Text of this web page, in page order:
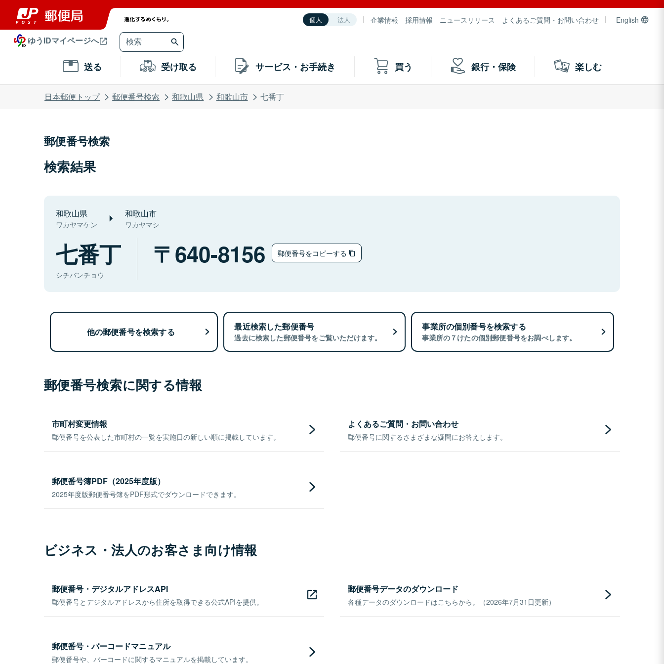
個人 法人 企業情報 採用情報 ニュースリリース よくあるご質問・お問い合わせ English
ゆうIDマイページへ
送る 受け取る サービス・お手続き 買う 銀行・保険 楽しむ
日本郵便トップ 郵便番号検索 和歌山県 和歌山市 七番丁
郵便番号検索
検索結果
和歌山県
ワカヤマケン
和歌山市
ワカヤマシ
七番丁
シチバンチョウ
640-8156 郵便番号をコピーする
他の郵便番号を検索する 最近検索した郵便番号
過去に検索した郵便番号をご覧いただけます。
事業所の個別番号を検索する
事業所の７けたの個別郵便番号をお調べします。
郵便番号検索に関する情報
市町村変更情報
郵便番号を公表した市町村の一覧を実施日の新しい順に掲載しています。
よくあるご質問・お問い合わせ
郵便番号に関するさまざまな疑問にお答えします。
郵便番号簿PDF（2025年度版）
2025年度版郵便番号簿をPDF形式でダウンロードできます。
ビジネス・法人のお客さま向け情報
郵便番号・デジタルアドレスAPI
郵便番号とデジタルアドレスから住所を取得できる公式APIを提供。
郵便番号データのダウンロード
各種データのダウンロードはこちらから。（2026年7月31日更新）
郵便番号・バーコードマニュアル
郵便番号や、バーコードに関するマニュアルを掲載しています。